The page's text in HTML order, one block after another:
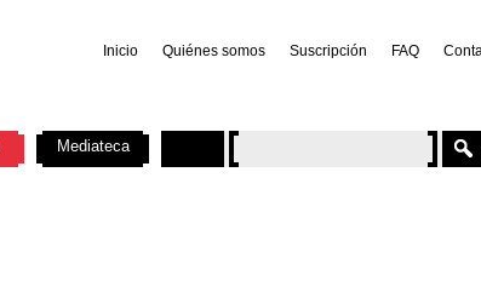
Inicio Quiénes somos Suscripción FAQ
Mediateca